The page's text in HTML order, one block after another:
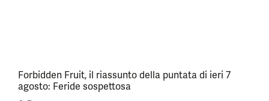
Forbidden Fruit, il riassunto della puntata di ieri 7
agosto: Feride sospettosa